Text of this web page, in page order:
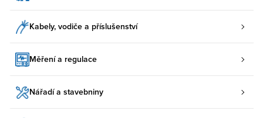
Kabely, vodiče a příslušenství
Měření a regulace
Nářadí a stavebniny